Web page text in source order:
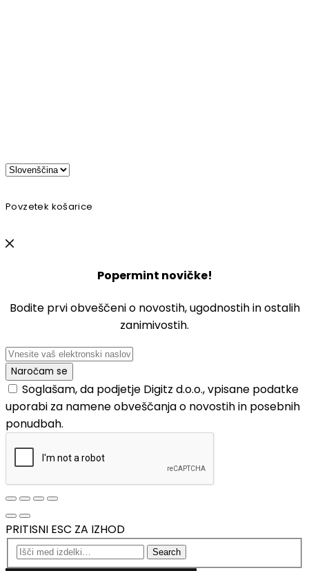
Povzetek košarice
Popermint novičke!
Bodite prvi obveščeni o novostih, ugodnostih in ostalih
zanimivostih.
Soglašam, da podjetje Digitz d.o.o., vpisane podatke
uporabi za namene obveščanja o novostih in posebnih
ponudbah.
PRITISNI ESC ZA IZHOD
Search